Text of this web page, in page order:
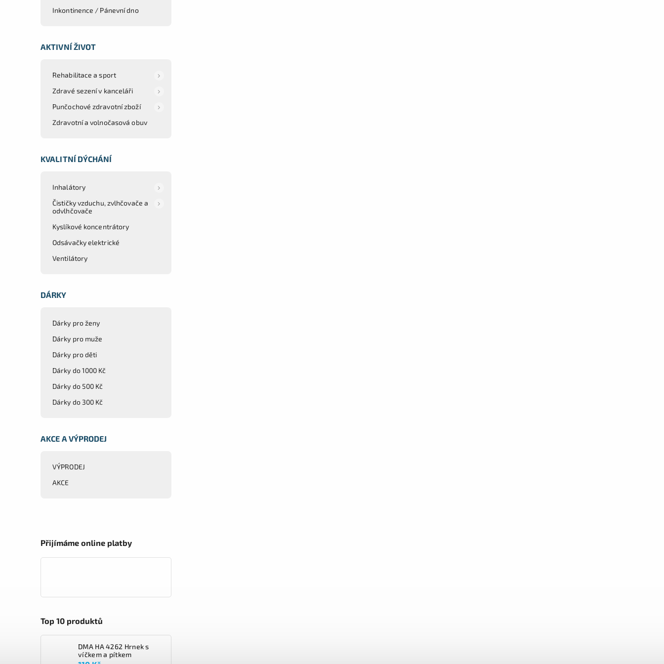
Inkontinence / Pánevní dno
AKTIVNÍ ŽIVOT
Rehabilitace a sport
Zdravé sezení v kanceláři
Punčochové zdravotní zboží
Zdravotní a volnočasová obuv
KVALITNÍ DÝCHÁNÍ
Inhalátory
Čističky vzduchu, zvlhčovače a
odvlhčovače
Kyslíkové koncentrátory
Odsávačky elektrické
Ventilátory
DÁRKY
Dárky pro ženy
Dárky pro muže
Dárky pro děti
Dárky do 1000 Kč
Dárky do 500 Kč
Dárky do 300 Kč
AKCE A VÝPRODEJ
VÝPRODEJ
AKCE
Přijímáme online platby
Top 10 produktů
DMA HA 4262 Hrnek s
víčkem a pítkem